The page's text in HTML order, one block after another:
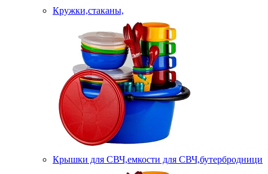
Кружки,стаканы,
Крышки для СВЧ,емкости для СВЧ,бутербродници